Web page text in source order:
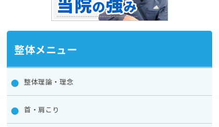
整体メニュー
整体理論・理念
首・肩こり